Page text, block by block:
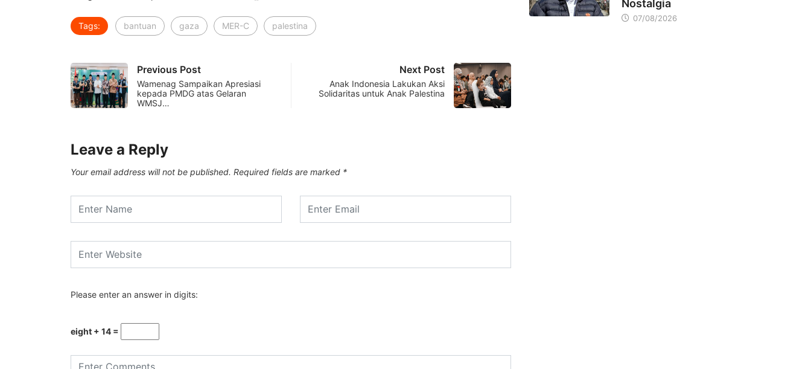
Tags: bantuan gaza MER-C palestina
Previous Post
Wamenag Sampaikan Apresiasi
kepada PMDG atas Gelaran
WMSJ…
Next Post
Anak Indonesia Lakukan Aksi
Solidaritas untuk Anak Palestina
Leave a Reply
Your email address will not be published. Required fields are marked *
Please enter an answer in digits:
eight + 14 =
Nostalgia
07/08/2026